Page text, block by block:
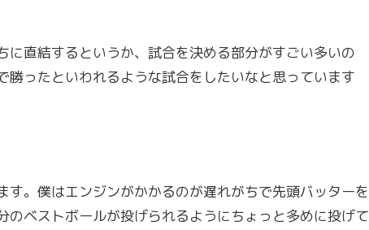
直結するというか、試合を決める部分がすごい多いの
ったといわれるような試合をしたいなと思っています
。僕はエンジンがかかるのが遅れがちで先頭バッターを
ベストボールが投げられるようにちょっと多めに投げて